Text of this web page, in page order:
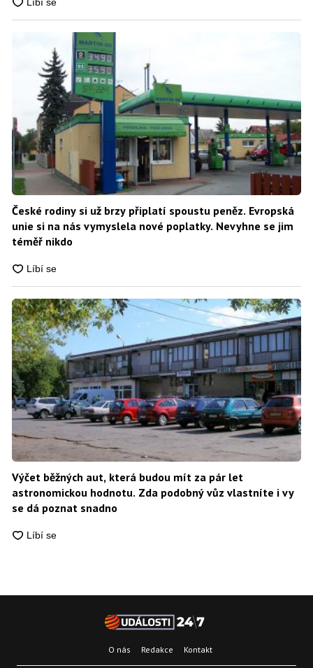
České rodiny si už brzy připlatí spoustu peněz. Evropská
unie si na nás vymyslela nové poplatky. Nevyhne se jim
téměř nikdo
Výčet běžných aut, která budou mít za pár let
astronomickou hodnotu. Zda podobný vůz vlastníte i vy
se dá poznat snadno
O nás Redakce Kontakt